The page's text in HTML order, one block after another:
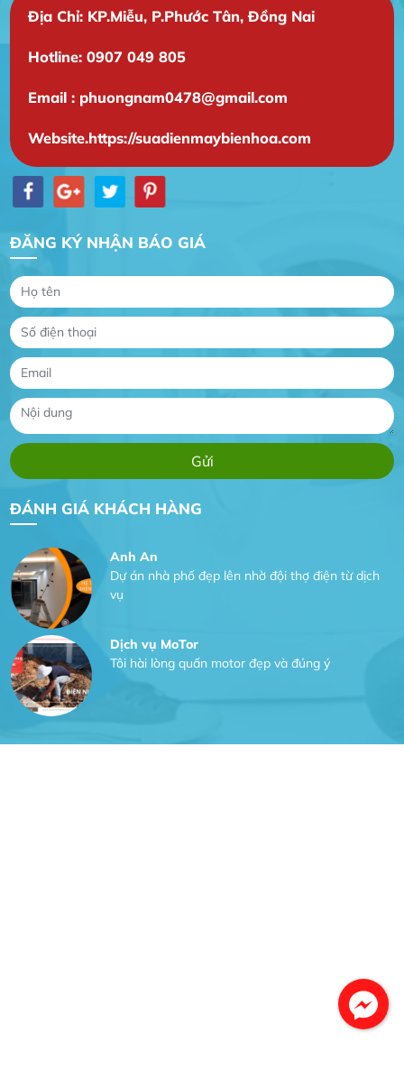
Địa Chỉ: KP.Miễu, P.Phước Tân, Đồng Nai
Hotline: 0907 049 805
Email : phuongnam0478@gmail.com
Website.https://suadienmaybienhoa.com
ĐĂNG KÝ NHẬN BÁO GIÁ
ĐÁNH GIÁ KHÁCH HÀNG
Gia Đình chúng tôi rất hài lòng dịch vụ tại
Anh An
vụ
Tôi hài lòng quấn motor đẹp và đúng ý
sản phẩm chất lượng rất tốt sản phẩm chất
phẩm chất lượng rất tốt
Gia Đình lắp máy nóng lạnh
website
Anh An
Dự án nhà phố đẹp lên nhờ đội thợ điện từ dịch
vụ
Dịch vụ MoTor
Tôi hài lòng quấn motor đẹp và đúng ý